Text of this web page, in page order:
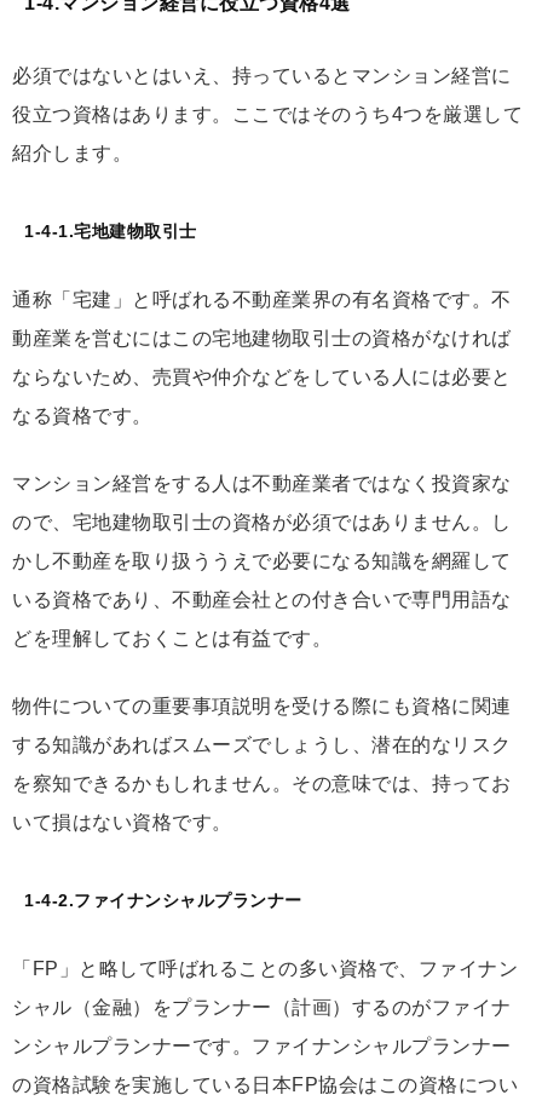
必須ではないとはいえ、持っているとマンション経営に
役立つ資格はあります。ここではそのうち4つを厳選して
紹介します。
1-4-1.宅地建物取引士
通称「宅建」と呼ばれる不動産業界の有名資格です。不
動産業を営むにはこの宅地建物取引士の資格がなければ
ならないため、売買や仲介などをしている人には必要と
なる資格です。
マンション経営をする人は不動産業者ではなく投資家な
ので、宅地建物取引士の資格が必須ではありません。し
かし不動産を取り扱ううえで必要になる知識を網羅して
いる資格であり、不動産会社との付き合いで専門用語な
どを理解しておくことは有益です。
物件についての重要事項説明を受ける際にも資格に関連
する知識があればスムーズでしょうし、潜在的なリスク
を察知できるかもしれません。その意味では、持ってお
いて損はない資格です。
1-4-2.ファイナンシャルプランナー
「FP」と略して呼ばれることの多い資格で、ファイナン
シャル（金融）をプランナー（計画）するのがファイナ
ンシャルプランナーです。ファイナンシャルプランナー
の資格試験を実施している日本FP協会はこの資格につい